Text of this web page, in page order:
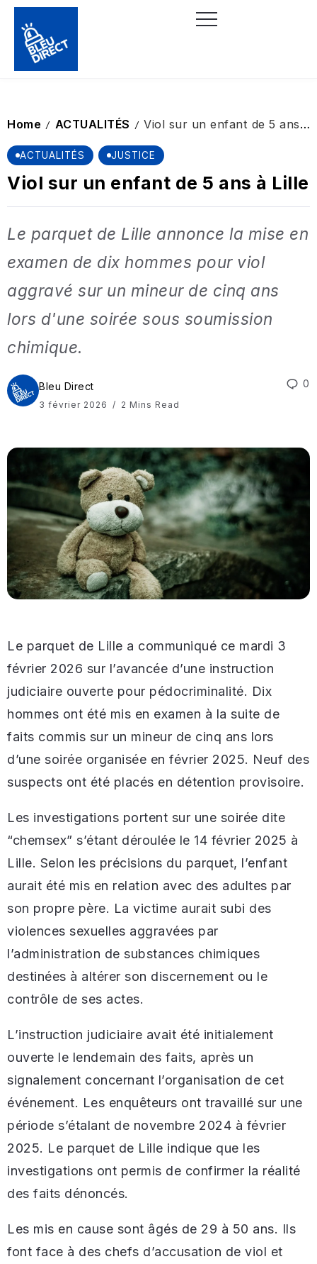
Home / ACTUALITÉS / Viol sur un enfant de 5 ans à Lille
ACTUALITÉS JUSTICE
Viol sur un enfant de 5 ans à Lille
Le parquet de Lille annonce la mise en
examen de dix hommes pour viol
aggravé sur un mineur de cinq ans
lors d'une soirée sous soumission
chimique.
Bleu Direct
3 février 2026 2 Mins Read
0
Le parquet de Lille a communiqué ce mardi 3
février 2026 sur l’avancée d’une instruction
judiciaire ouverte pour pédocriminalité. Dix
hommes ont été mis en examen à la suite de
faits commis sur un mineur de cinq ans lors
d’une soirée organisée en février 2025. Neuf des
suspects ont été placés en détention provisoire.
Les investigations portent sur une soirée dite
“chemsex” s’étant déroulée le 14 février 2025 à
Lille. Selon les précisions du parquet, l’enfant
aurait été mis en relation avec des adultes par
son propre père. La victime aurait subi des
violences sexuelles aggravées par
l’administration de substances chimiques
destinées à altérer son discernement ou le
contrôle de ses actes.
L’instruction judiciaire avait été initialement
ouverte le lendemain des faits, après un
signalement concernant l’organisation de cet
événement. Les enquêteurs ont travaillé sur une
période s’étalant de novembre 2024 à février
2025. Le parquet de Lille indique que les
investigations ont permis de confirmer la réalité
des faits dénoncés.
Les mis en cause sont âgés de 29 à 50 ans. Ils
font face à des chefs d’accusation de viol et